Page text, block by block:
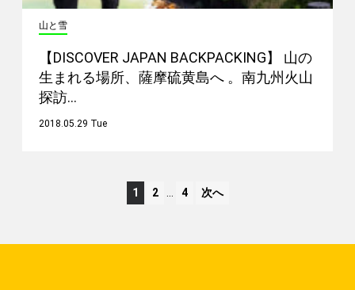
山と雪
【DISCOVER JAPAN BACKPACKING】 山の
生まれる場所、薩摩硫黄島へ 。南九州火山
探訪…
2018.05.29 Tue
1 2 4 次へ